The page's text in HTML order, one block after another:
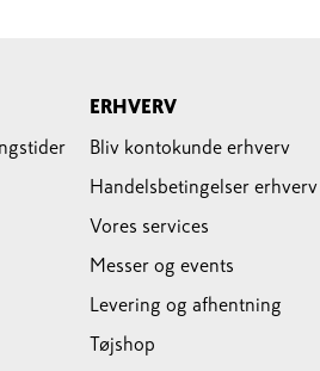
ERHVERV
Bliv kontokunde erhverv
Handelsbetingelser erhverv
Vores services
Messer og events
Levering og afhentning
Tøjshop